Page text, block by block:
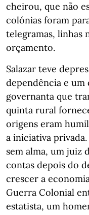
cheirou, que não
colónias foram
telegramas, linhas
orçamento.
Salazar teve
dependência e
governanta que
quinta rural
origens eram
a iniciativa
sem alma, um juiz
contas depois do
crescer a
Guerra Colonial
estatista, um